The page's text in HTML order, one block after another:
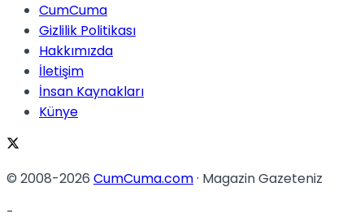
CumCuma
Gizlilik Politikası
Hakkımızda
İletişim
İnsan Kaynakları
Künye
© 2008-2026 CumCuma.com· Magazin Gazeteniz
-